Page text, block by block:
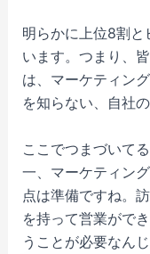
明らかに上位8割
います。つまり、
は、マーケティン
を知らない、自社
ここでつまづいて
一、マーケティン
点は準備ですね。
を持って営業がで
うことが必要なん